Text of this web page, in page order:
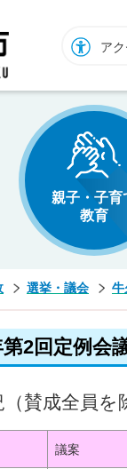
ア
親子・子育
教育
選挙・議会 牛
2回定例会
（賛成全員
議案